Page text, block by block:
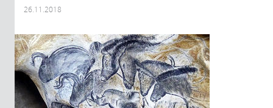
26.11.2018